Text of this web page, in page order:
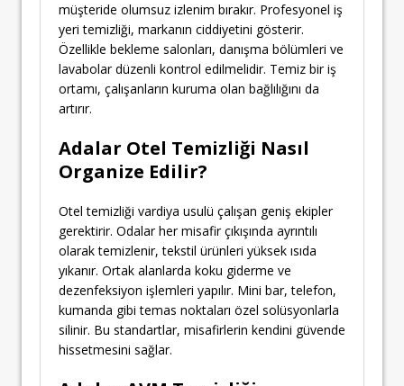
müşteride olumsuz izlenim bırakır. Profesyonel iş
yeri temizliği, markanın ciddiyetini gösterir.
Özellikle bekleme salonları, danışma bölümleri ve
lavabolar düzenli kontrol edilmelidir. Temiz bir iş
ortamı, çalışanların kuruma olan bağlılığını da
artırır.
Adalar Otel Temizliği Nasıl
Organize Edilir?
Otel temizliği vardiya usulü çalışan geniş ekipler
gerektirir. Odalar her misafir çıkışında ayrıntılı
olarak temizlenir, tekstil ürünleri yüksek ısıda
yıkanır. Ortak alanlarda koku giderme ve
dezenfeksiyon işlemleri yapılır. Mini bar, telefon,
kumanda gibi temas noktaları özel solüsyonlarla
silinir. Bu standartlar, misafirlerin kendini güvende
hissetmesini sağlar.